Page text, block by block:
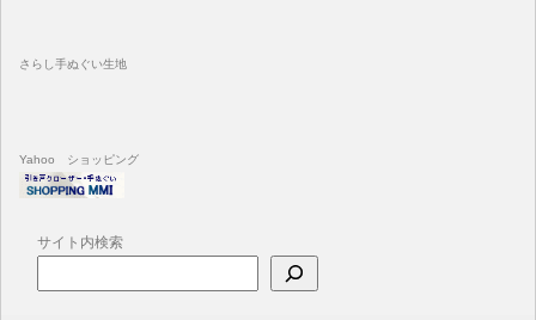
さらし手ぬぐい生地
Yahoo ショッピング
サイト内検索